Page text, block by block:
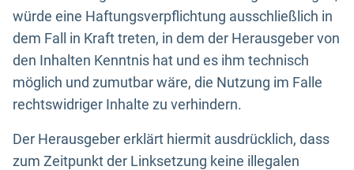
würde eine Haftungsverpflichtung ausschließlich in
dem Fall in Kraft treten, in dem der Herausgeber von
den Inhalten Kenntnis hat und es ihm technisch
möglich und zumutbar wäre, die Nutzung im Falle
rechtswidriger Inhalte zu verhindern.
Der Herausgeber erklärt hiermit ausdrücklich, dass
zum Zeitpunkt der Linksetzung keine illegalen